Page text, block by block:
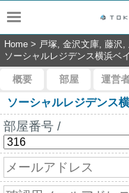
Home > 戸塚, 金沢文庫, 藤沢,
ソーシャルレジデンス横浜ベ
概要 部屋 運営
ソーシャルレジデンス
部屋番号 /